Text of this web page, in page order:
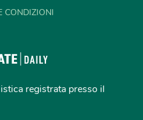
CONDIZIONI
registrata presso il